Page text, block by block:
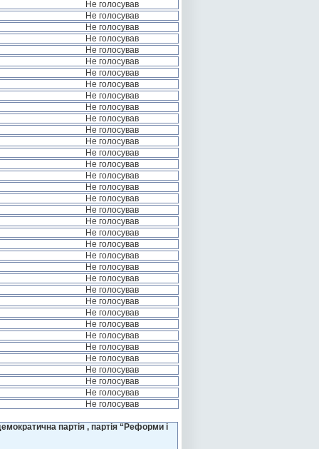
Не голосував
Не голосував
Не голосував
Не голосував
Не голосував
Не голосував
Не голосував
Не голосував
Не голосував
Не голосував
Не голосував
Не голосував
Не голосував
Не голосував
Не голосував
Не голосував
Не голосував
Не голосував
Не голосував
Не голосував
Не голосував
Не голосував
Не голосував
Не голосував
Не голосував
Не голосував
Не голосував
Не голосував
Не голосував
Не голосував
Не голосував
Не голосував
Не голосував
Не голосував
Не голосував
Не голосував
партія , партія “Реформи і